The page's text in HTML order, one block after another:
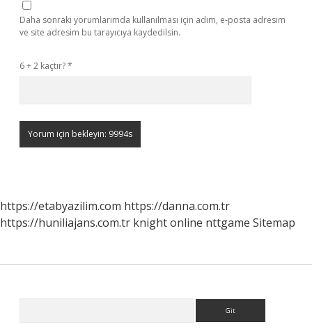
Daha sonraki yorumlarımda kullanılması için adım, e-posta adresim
ve site adresim bu tarayıcıya kaydedilsin.
6 + 2 kaçtır?*
https://etabyazilim.com https://danna.com.tr
https://huniliajans.com.tr knight online nttgame Sitemap